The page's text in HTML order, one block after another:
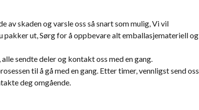
skaden og varsle oss så snart som mulig, Vi vil
ut, Sørg for å oppbevare alt emballasjemateriell og
sendte deler og kontakt oss med en gang.
til å gå med en gang. Etter timer, vennligst send oss
deg omgående.